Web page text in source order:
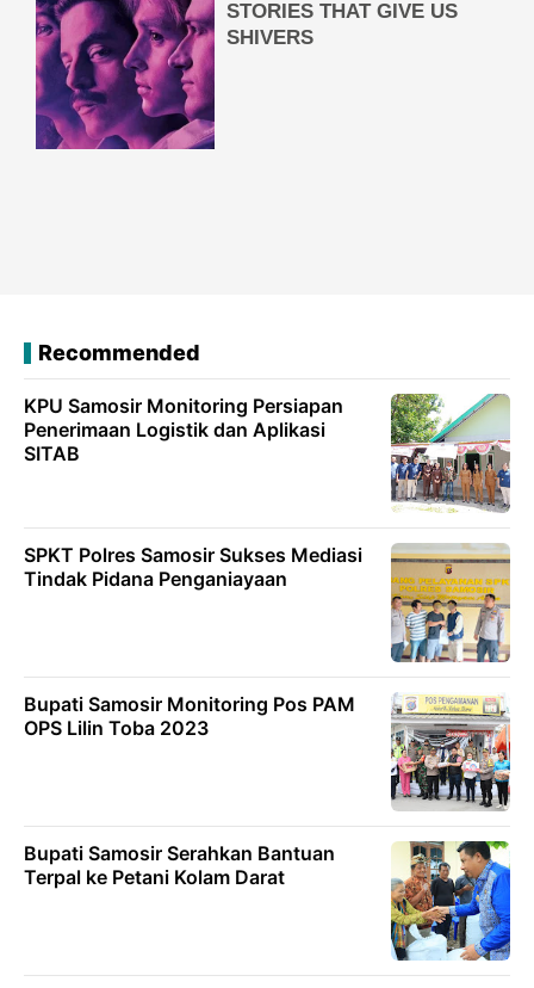
Recommended
KPU Samosir Monitoring Persiapan
Penerimaan Logistik dan Aplikasi
SITAB
SPKT Polres Samosir Sukses Mediasi
Tindak Pidana Penganiayaan
Bupati Samosir Monitoring Pos PAM
OPS Lilin Toba 2023
Bupati Samosir Serahkan Bantuan
Terpal ke Petani Kolam Darat